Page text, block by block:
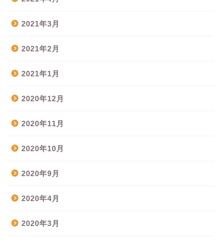
2021年3月
2021年2月
2021年1月
2020年12月
2020年11月
2020年10月
2020年9月
2020年4月
2020年3月